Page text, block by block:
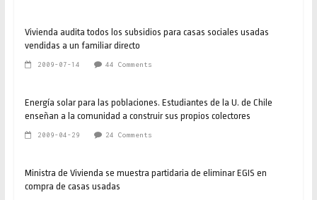
Vivienda audita todos los subsidios para casas sociales usadas
vendidas a un familiar directo
2009-07-14 44 Comments
Energía solar para las poblaciones. Estudiantes de la U. de Chile
enseñan a la comunidad a construir sus propios colectores
2009-04-29 24 Comments
Ministra de Vivienda se muestra partidaria de eliminar EGIS en
compra de casas usadas